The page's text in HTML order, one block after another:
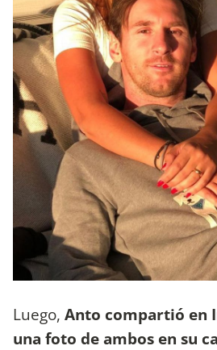
Luego, Anto compartió en
una foto de ambos en su